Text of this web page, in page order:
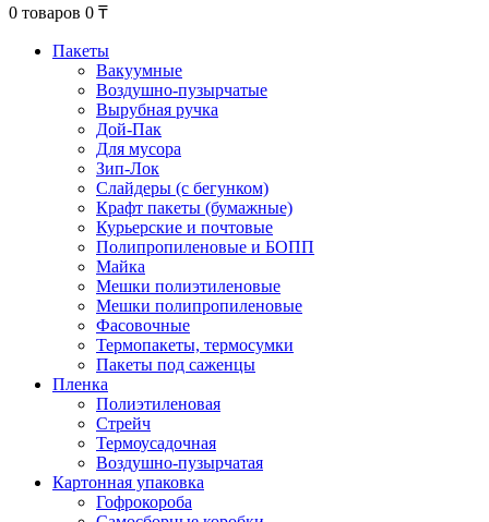
0 товаров 0 ₸
Пакеты
Вакуумные
Воздушно-пузырчатые
Вырубная ручка
Дой-Пак
Для мусора
Зип-Лок
Слайдеры (с бегунком)
Крафт пакеты (бумажные)
Курьерские и почтовые
Полипропиленовые и БОПП
Майка
Мешки полиэтиленовые
Мешки полипропиленовые
Фасовочные
Термопакеты, термосумки
Пакеты под саженцы
Пленка
Полиэтиленовая
Стрейч
Термоусадочная
Воздушно-пузырчатая
Картонная упаковка
Гофрокороба